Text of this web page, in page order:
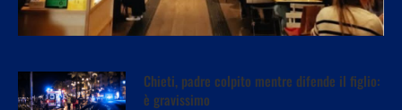
Chieti, padre colpito mentre difende il figlio:
è gravissimo